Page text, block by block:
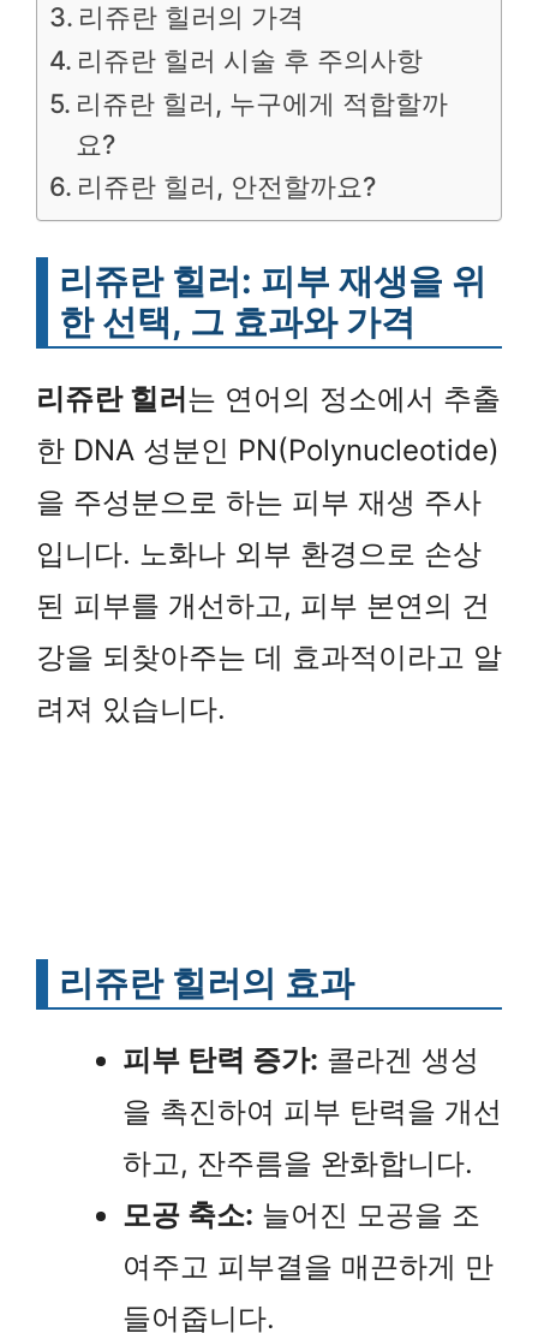
리쥬란 힐러의 가격
리쥬란 힐러 시술 후 주의사항
리쥬란 힐러, 누구에게 적합할까
요?
리쥬란 힐러, 안전할까요?
리쥬란 힐러: 피부 재생을 위
한 선택, 그 효과와 가격
리쥬란 힐러 는 연어의 정소에서 추출
한 DNA 성분인 PN(Polynucleotide)
을 주성분으로 하는 피부 재생 주사
입니다. 노화나 외부 환경으로 손상
된 피부를 개선하고, 피부 본연의 건
강을 되찾아주는 데 효과적이라고 알
려져 있습니다.
리쥬란 힐러의 효과
피부 탄력 증가: 콜라겐 생성
을 촉진하여 피부 탄력을 개선
하고, 잔주름을 완화합니다.
모공 축소: 늘어진 모공을 조
여주고 피부결을 매끈하게 만
들어줍니다.